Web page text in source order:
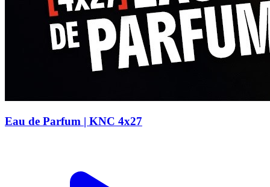
Eau de Parfum | KNC 4x27